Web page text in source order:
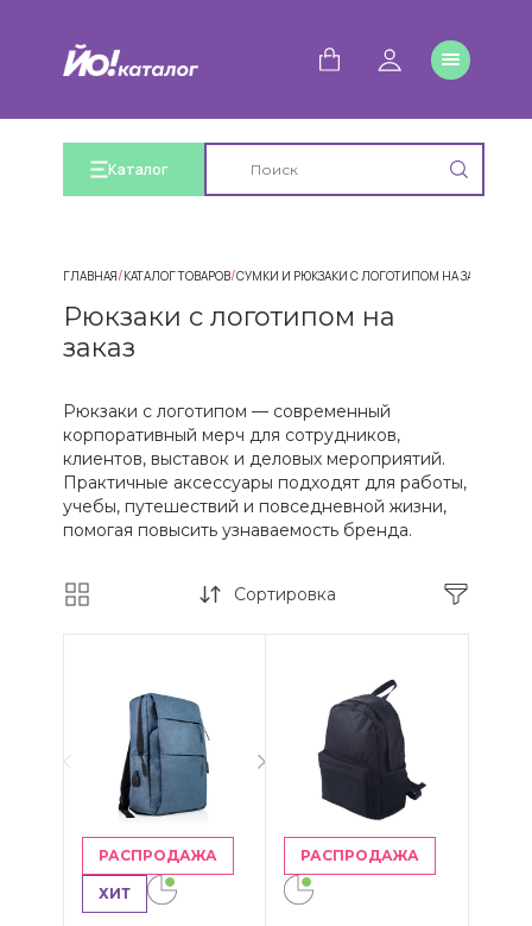
Каталог
ГЛАВНАЯ/КАТАЛОГ ТОВАРОВ/СУМКИ И РЮКЗАКИ С ЛОГОТИПОМ НА ЗАКАЗ
Рюкзаки с логотипом на
заказ
Рюкзаки с логотипом — современный
корпоративный мерч для сотрудников,
клиентов, выставок и деловых мероприятий.
Практичные аксессуары подходят для работы,
учебы, путешествий и повседневной жизни,
помогая повысить узнаваемость бренда.
Сортировка
РАСПРОДАЖА
ХИТ
РАСПРОДАЖА